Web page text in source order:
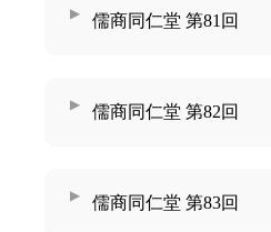
儒商同仁堂 第81回
儒商同仁堂 第82回
儒商同仁堂 第83回